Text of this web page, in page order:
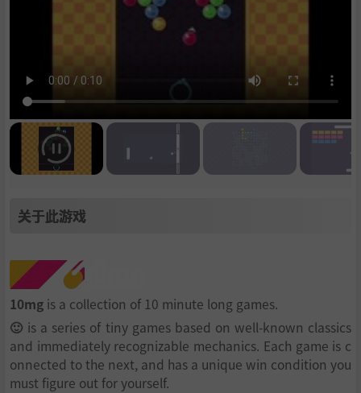
关于此游戏
10mg is a collection of 10 minute long games.
🙂 is a series of tiny games based on well-known classics
and immediately recognizable mechanics. Each game is c
onnected to the next, and has a unique win condition you
must figure out for yourself.